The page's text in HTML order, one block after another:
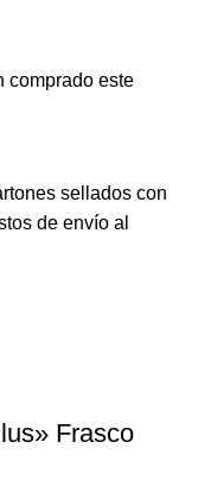
comprado este
sellados con
de envío al
Frasco